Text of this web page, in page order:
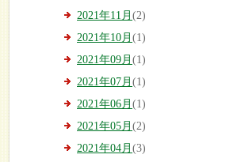
2021年11月 (2)
2021年10月 (1)
2021年09月 (1)
2021年07月 (1)
2021年06月 (1)
2021年05月 (2)
2021年04月 (3)